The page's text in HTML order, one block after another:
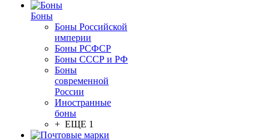
Боны
Боны Российской
империи
Боны РСФСР
Боны СССР и РФ
Боны
современной
России
Иностранные
боны
+ ЕЩЕ 1